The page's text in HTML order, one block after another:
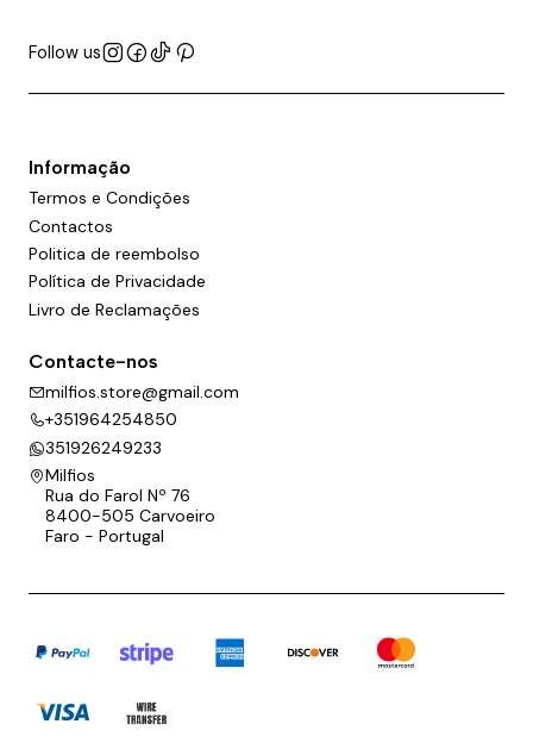
Follow us
Informação
Termos e Condições
Contactos
Politica de reembolso
Política de Privacidade
Livro de Reclamações
Contacte-nos
milfios.store@gmail.com
+351964254850
351926249233
Milfios
Rua do Farol Nº 76
8400-505 Carvoeiro
Faro - Portugal